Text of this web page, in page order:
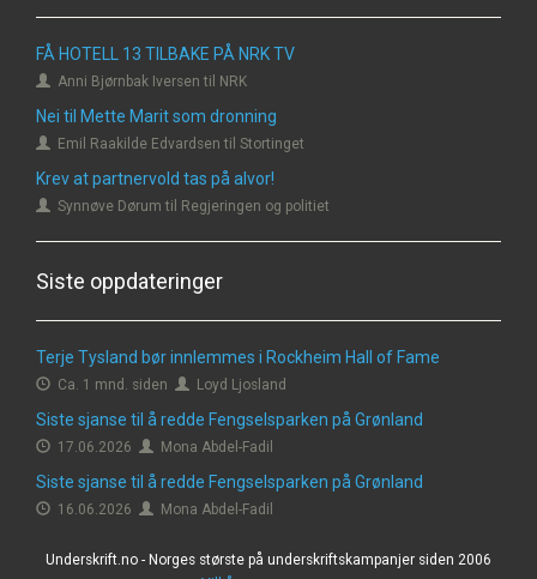
FÅ HOTELL 13 TILBAKE PÅ NRK TV
Anni Bjørnbak Iversen til NRK
Nei til Mette Marit som dronning
Emil Raakilde Edvardsen til Stortinget
Krev at partnervold tas på alvor!
Synnøve Dørum til Regjeringen og politiet
Siste oppdateringer
Terje Tysland bør innlemmes i Rockheim Hall of Fame
Ca. 1 mnd. siden Loyd Ljosland
Siste sjanse til å redde Fengselsparken på Grønland
17.06.2026 Mona Abdel-Fadil
Siste sjanse til å redde Fengselsparken på Grønland
16.06.2026 Mona Abdel-Fadil
Underskrift.no - Norges største på underskriftskampanjer siden 2006